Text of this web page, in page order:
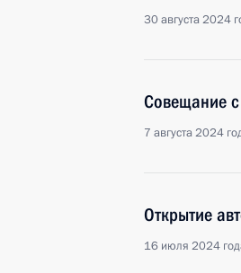
30 августа 2024
Совещание с
7 августа 2024
Открытие
16 июля 2024